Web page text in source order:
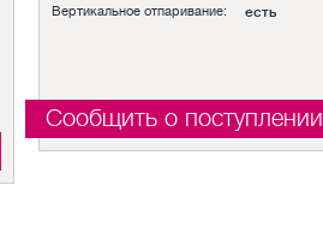
Вертикальное отпаривание: есть
Сообщить о поступлении